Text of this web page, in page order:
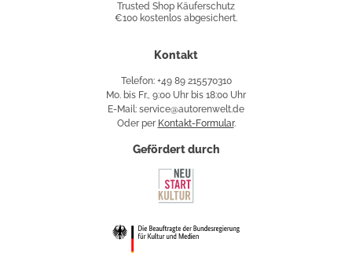
Käuferschutz
Trusted Shop Käuferschutz
€100 kostenlos abgesichert.
Kontakt
Telefon: +49 89 215570310
Mo. bis Fr., 9:00 Uhr bis 18:00 Uhr
E-Mail: service@autorenwelt.de
Oder per Kontakt-Formular.
Gefördert durch